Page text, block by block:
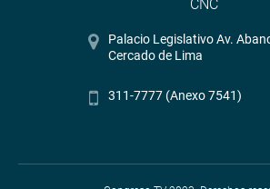
CNC
Palacio Legislativo Av.
Cercado de Lima
311-7777 (Anexo 7541)